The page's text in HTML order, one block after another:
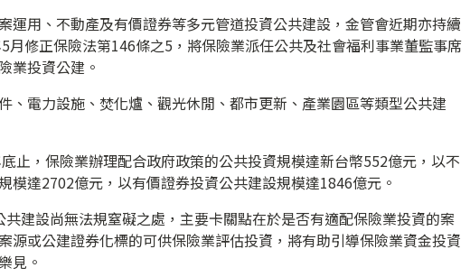
運用、不動產及有價證券等多元管道投資公共建設，金管會近期亦持續
月修正保險法第146條之5，將保險業派任公共及社會福利事業董監事席
業投資公建。
、電力設施、焚化爐、觀光休閒、都市更新、產業園區等類型公共建
止，保險業辦理配合政府政策的公共投資規模達新台幣552億元，以不
模達2702億元，以有價證券投資公共建設規模達1846億元。
建設尚無法規窒礙之處，主要卡關點在於是否有適配保險業投資的案
源或公建證券化標的可供保險業評估投資，將有助引導保險業資金投資
見。